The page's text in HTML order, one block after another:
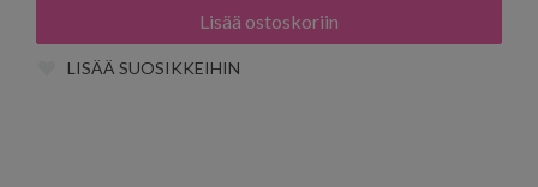
LISÄÄ SUOSIKKEIHIN